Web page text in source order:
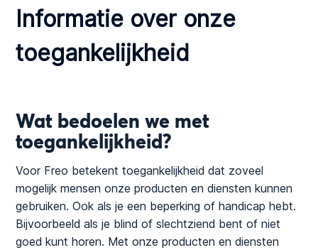
Informatie over onze
toegankelijkheid
Wat bedoelen we met
toegankelijkheid?
Voor Freo betekent toegankelijkheid dat zoveel
mogelijk mensen onze producten en diensten kunnen
gebruiken. Ook als je een beperking of handicap hebt.
Bijvoorbeeld als je blind of slechtziend bent of niet
goed kunt horen. Met onze producten en diensten